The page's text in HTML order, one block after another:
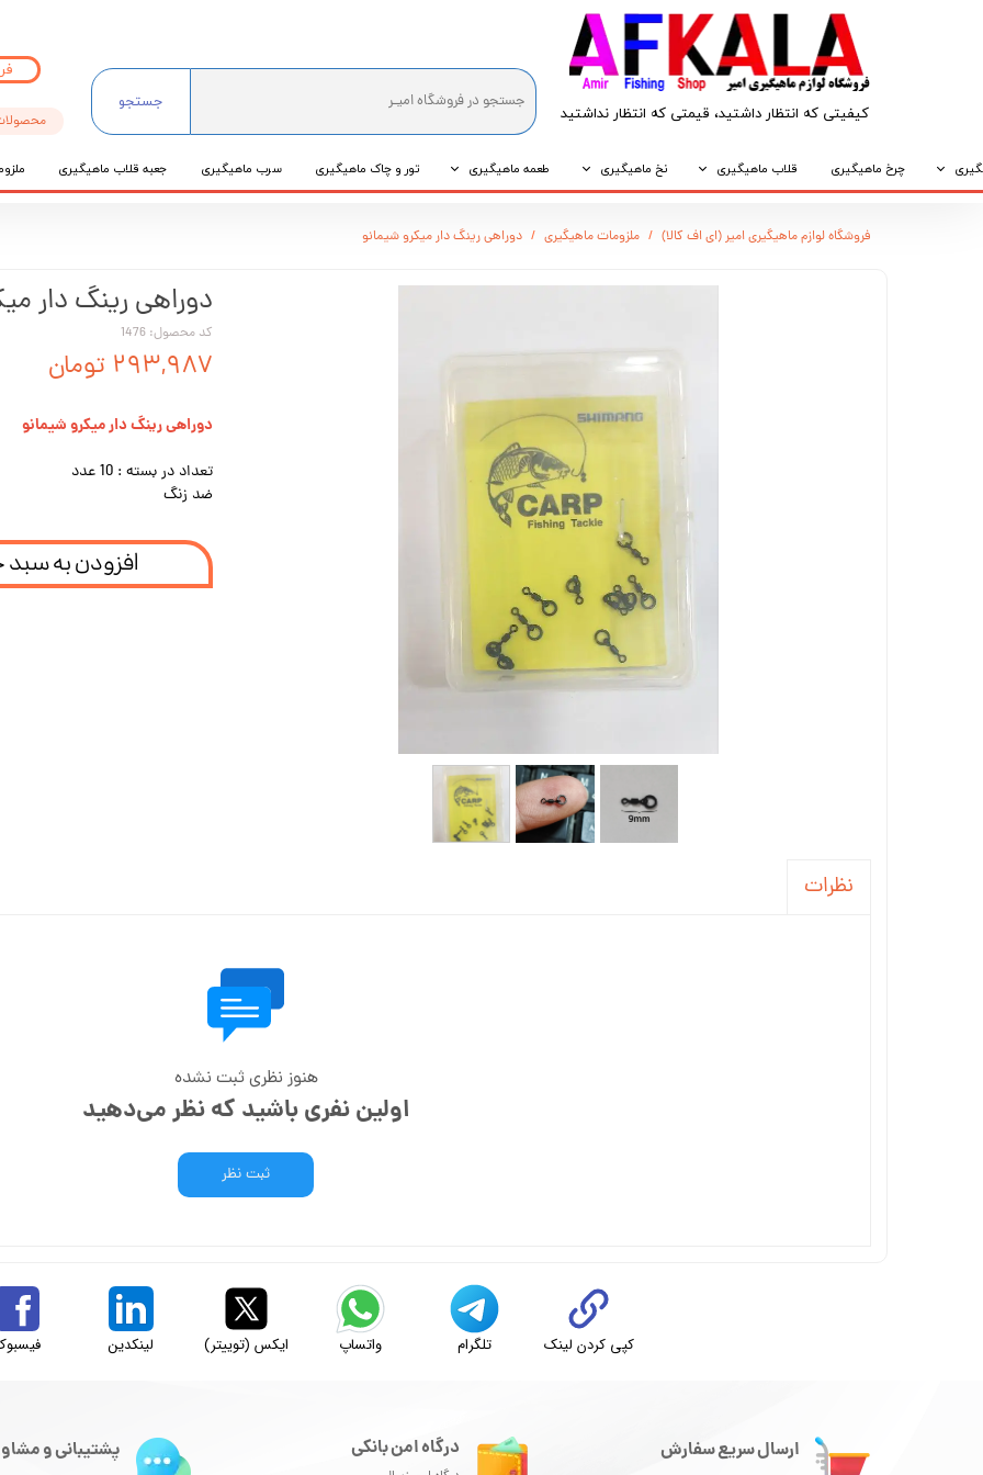
کیفیتی که انتظار داشتید، قیمتی که انتظار نداشتید​​​​​​​
جستجو
چرخ ماهیگیری قلاب ماهیگیری نخ ماهیگیری طعمه ماهیگیری تور و چاک ماهیگیری سرب ماهیگیری جعبه قلاب ماهیگیری
فروشگاه لوازم ماهیگیری امیر (ای اف کالا) ملزومات ماهیگیری دوراهی رینگ دار میکرو شیمانو
دوراهی رینگ دار
کد محصول: 1476
۲۹۳,۹۸۷ تومان
دوراهی رینگ دار میکرو شیمانو
تعداد در بسته : 10 عدد
ضد زنگ
افزودن به
نظرات
هنوز نظری ثبت نشده
اولین نفری باشید که نظر می‌دهید
ثبت نظر
کپی کردن لینک تلگرام واتساپ ایکس (توییتر) لینکدین
ارسال سریع سفارش درگاه امن بانکی پشتیبانی و